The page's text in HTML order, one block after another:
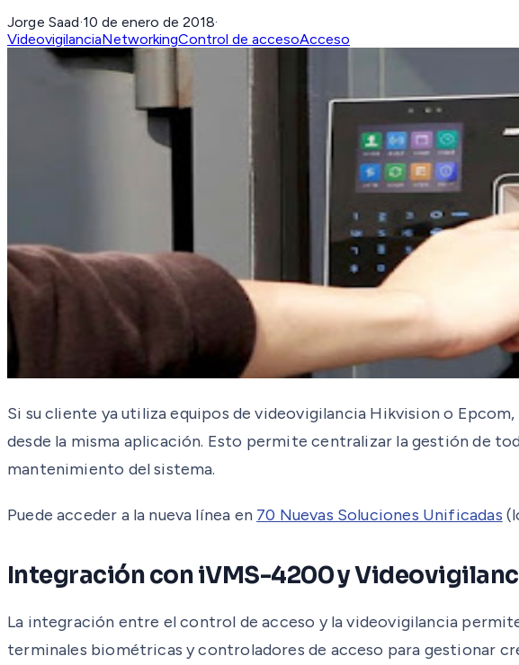
Jorge Saad·10 de enero de 2018·
VideovigilanciaNetworkingControl de accesoAcceso
Si su cliente ya utiliza equipos de videovigilancia Hikvision o
desde la misma aplicación. Esto permite centralizar la gestión de
mantenimiento del sistema.
Puede acceder a la nueva línea en 70 Nuevas Soluciones Unificadas
Integración con iVMS-4200 y
La integración entre el control de acceso y la videovigilancia
terminales biométricas y controladores de acceso para gestionar